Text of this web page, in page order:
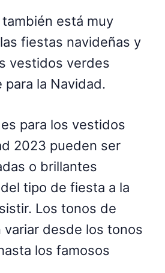
está muy
fiestas navideñas y
vestidos verdes
para la Navidad.
para los vestidos
2023 pueden ser
o brillantes
tipo de fiesta a la
Los tonos de
desde los tonos
los famosos